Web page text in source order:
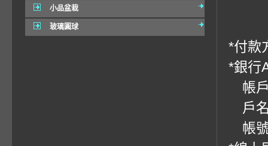
小品盆栽
玻璃圓球
*付款
*銀行
帳戶
戶
帳